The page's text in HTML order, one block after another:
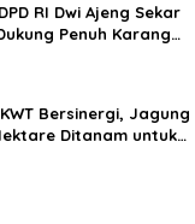
RI Dwi Ajeng Sekar
Penuh Karang
Bersinergi, Jagung
Ditanam untuk